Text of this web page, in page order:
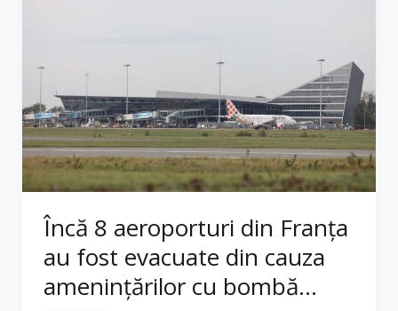
Încă 8 aeroporturi din Franța
au fost evacuate din cauza
amenințărilor cu bombă...